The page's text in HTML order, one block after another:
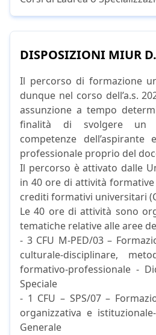
DISPOSIZIONI MIUR
Il percorso di formazione
dunque nel corso dell’a.s.
assunzione a tempo
finalità di svolgere
competenze
professionale proprio del
Il percorso è attivato dalle
in 40 ore di attività
crediti formativi universitari
Le 40 ore di attività sono
tematiche relative alle aree
- 3 CFU M-PED/03 –
culturale-disciplinare,
formativo-professionale -
Speciale
- 1 CFU – SPS/07 –
organizzativa e
Generale